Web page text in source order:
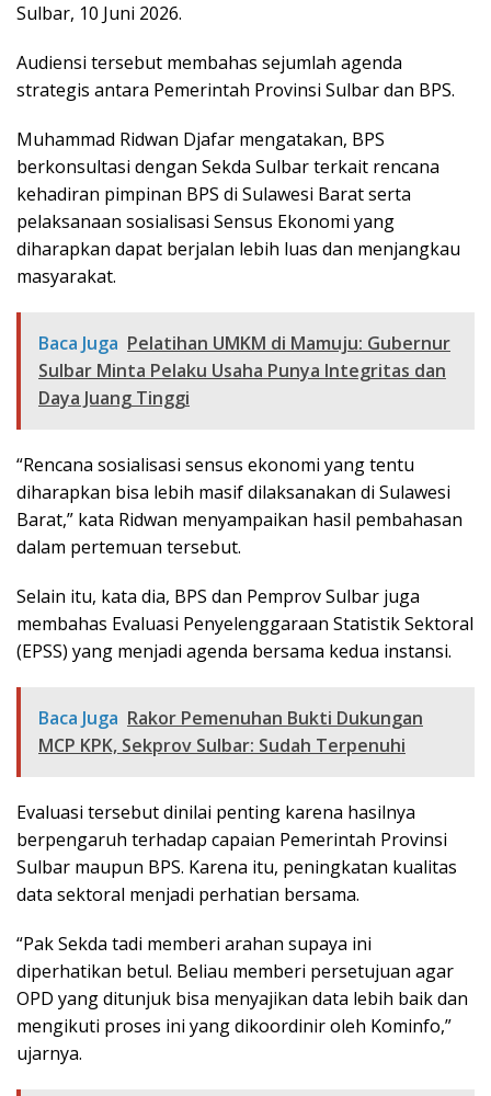
Sulbar, 10 Juni 2026.
Audiensi tersebut membahas sejumlah agenda
strategis antara Pemerintah Provinsi Sulbar dan BPS.
Muhammad Ridwan Djafar mengatakan, BPS
berkonsultasi dengan Sekda Sulbar terkait rencana
kehadiran pimpinan BPS di Sulawesi Barat serta
pelaksanaan sosialisasi Sensus Ekonomi yang
diharapkan dapat berjalan lebih luas dan menjangkau
masyarakat.
Baca Juga Pelatihan UMKM di Mamuju: Gubernur
Sulbar Minta Pelaku Usaha Punya Integritas dan
Daya Juang Tinggi
“Rencana sosialisasi sensus ekonomi yang tentu
diharapkan bisa lebih masif dilaksanakan di Sulawesi
Barat,” kata Ridwan menyampaikan hasil pembahasan
dalam pertemuan tersebut.
Selain itu, kata dia, BPS dan Pemprov Sulbar juga
membahas Evaluasi Penyelenggaraan Statistik Sektoral
(EPSS) yang menjadi agenda bersama kedua instansi.
Baca Juga Rakor Pemenuhan Bukti Dukungan
MCP KPK, Sekprov Sulbar: Sudah Terpenuhi
Evaluasi tersebut dinilai penting karena hasilnya
berpengaruh terhadap capaian Pemerintah Provinsi
Sulbar maupun BPS. Karena itu, peningkatan kualitas
data sektoral menjadi perhatian bersama.
“Pak Sekda tadi memberi arahan supaya ini
diperhatikan betul. Beliau memberi persetujuan agar
OPD yang ditunjuk bisa menyajikan data lebih baik dan
mengikuti proses ini yang dikoordinir oleh Kominfo,”
ujarnya.